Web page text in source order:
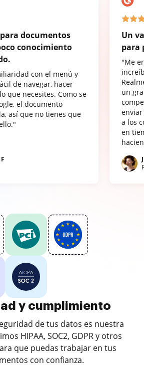
documentos
conocimiento
con el menú y
de navegar, hacer
que necesites. Como se
el documento
así que no tienes que
Un
para
"Me
un
a los
en
y cumplimiento
de tus datos es nuestra
HIPAA, SOC2, GDPR y otros
que puedas trabajar en tus
con confianza.